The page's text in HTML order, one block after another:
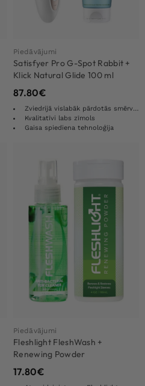
Piedāvājumi
Satisfyer Pro G-Spot Rabbit +
Klick Natural Glide 100 ml
87.80€
Zviedrijā vislabāk pārdotās smērvielas
Kvalitatīvi labs zīmols
Gaisa spiediena tehnoloģija
Piedāvājumi
Fleshlight FleshWash +
Renewing Powder
17.80€